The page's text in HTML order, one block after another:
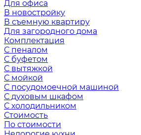
Для офиса
В новостройку
В съемную квартиру
Для загородного дома
Комплектация
С пеналом
С буфетом
С вытяжкой
С мойкой
С посудомоечной машиной
С духовым шкафом
С холодильником
Стоимость
По стоимости